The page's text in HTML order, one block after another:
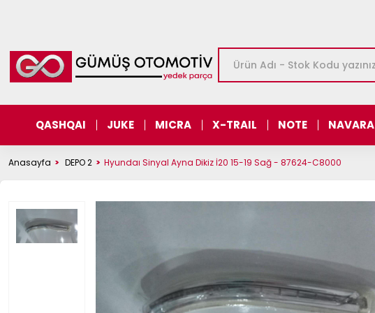
QASHQAI JUKE MICRA X-TRAIL NOTE NAVARA
Anasayfa DEPO 2 Hyundaı Sinyal Ayna Dikiz İ20 15-19 Sağ - 87624-C8000